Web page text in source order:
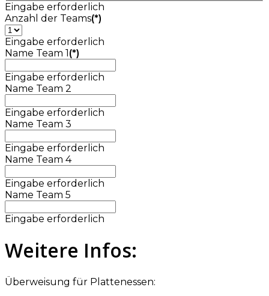
Eingabe erforderlich
Anzahl der Teams(*)
Eingabe erforderlich
Name Team 1(*)
Eingabe erforderlich
Name Team 2
Eingabe erforderlich
Name Team 3
Eingabe erforderlich
Name Team 4
Eingabe erforderlich
Name Team 5
Eingabe erforderlich
Weitere Infos:
Überweisung für Plattenessen: